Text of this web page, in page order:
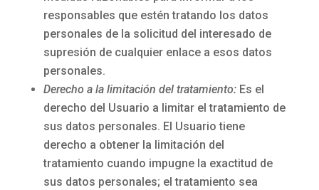
responsables que estén tratando los datos
personales de la solicitud del interesado de
supresión de cualquier enlace a esos datos
personales.
Derecho a la limitación del tratamiento:Es el
derecho del Usuario a limitar el tratamiento de
sus datos personales. El Usuario tiene
derecho a obtener la limitación del
tratamiento cuando impugne la exactitud de
sus datos personales; el tratamiento sea